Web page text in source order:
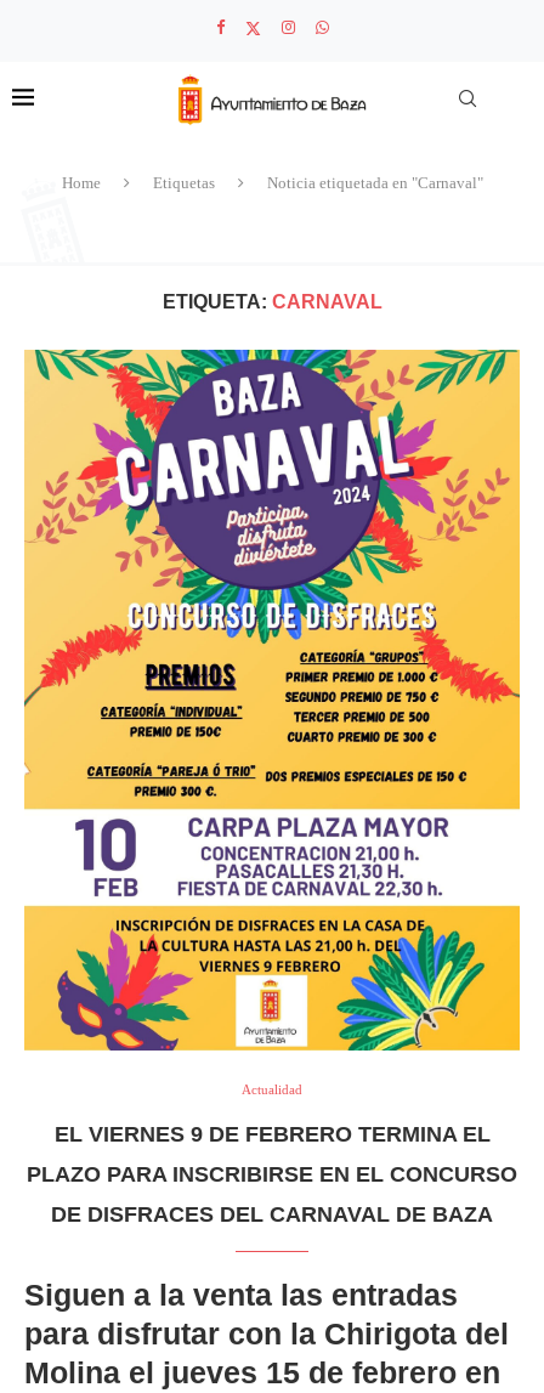
Home Etiquetas Noticia etiquetada en "Carnaval"
ETIQUETA: CARNAVAL
Actualidad
EL VIERNES 9 DE FEBRERO TERMINA EL
PLAZO PARA INSCRIBIRSE EN EL CONCURSO
DE DISFRACES DEL CARNAVAL DE BAZA
Siguen a la venta las entradas
para disfrutar con la Chirigota del
Molina el jueves 15 de febrero en